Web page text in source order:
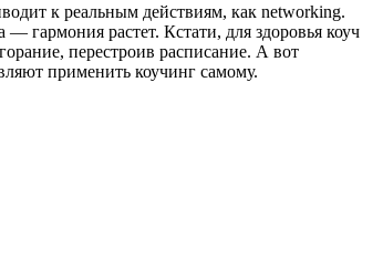
к реальным действиям, как networking.
гармония растет. Кстати, для здоровья коуч
перестроив расписание. А вот
применить коучинг самому.